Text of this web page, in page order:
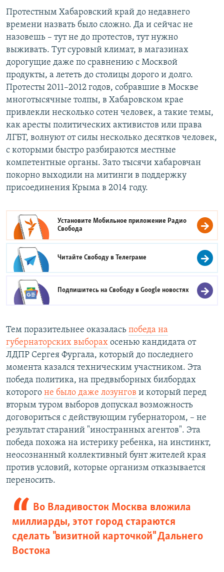
Протестным Хабаровский край до недавнего
времени назвать было сложно. Да и сейчас не
назовешь – тут не до протестов, тут нужно
выживать. Тут суровый климат, в магазинах
дорогущие даже по сравнению с Москвой
продукты, а лететь до столицы дорого и долго.
Протесты 2011–2012 годов, собравшие в Москве
многотысячные толпы, в Хабаровском крае
привлекли несколько сотен человек, а такие темы,
как аресты политических активистов или права
ЛГБТ, волнуют от силы несколько десятков человек,
с которыми быстро разбираются местные
компетентные органы. Зато тысячи хабаровчан
покорно выходили на митинги в поддержку
присоединения Крыма в 2014 году.
Установите Мобильное приложение Радио
Свобода
Читайте Свободу вТелеграме
Подпишитесь на Свободу вGoogle новостях
Тем поразительнее оказалась победа на
губернаторских выборах осенью кандидата от
ЛДПР Сергея Фургала, который до последнего
момента казался техническим участником. Эта
победа политика, на предвыборных билбордах
которого не было даже лозунгов и который перед
вторым туром выборов допускал возможность
договориться с действующим губернатором, – не
результат стараний "иностранных агентов". Эта
победа похожа на истерику ребенка, на инстинкт,
неосознанный коллективный бунт жителей края
против условий, которые организм отказывается
переносить.
Во Владивосток Москва вложила
миллиарды, этот город стараются
сделать "визитной карточкой" Дальнего
Востока